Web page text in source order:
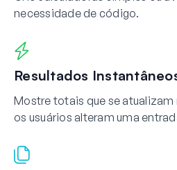
necessidade de código.
Resultados
Mostre totais que se
os usuários alteram uma